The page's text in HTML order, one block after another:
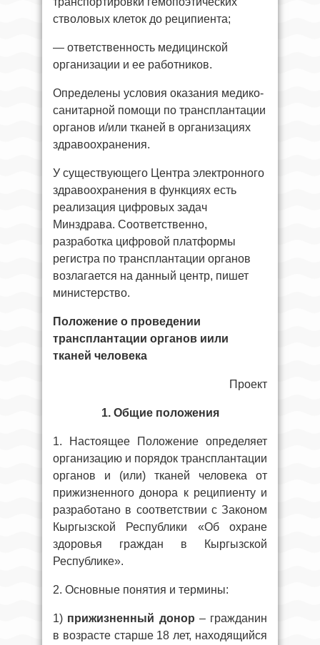
стволовых клеток до реципиента;
— ответственность медицинской
организации и ее работников.
Определены условия оказания медико-
санитарной помощи по трансплантации
органов и/или тканей в организациях
здравоохранения.
У существующего Центра электронного
здравоохранения в функциях есть
реализация цифровых задач
Минздрава. Соответственно,
разработка цифровой платформы
регистра по трансплантации органов
возлагается на данный центр, пишет
министерство.
Положение о проведении
трансплантации органов иили
тканей человека
Проект
1. Общие положения
1. Настоящее Положение определяет
организацию и порядок трансплантации
органов и (или) тканей человека от
прижизненного донора к реципиенту и
разработано в соответствии с Законом
Кыргызской Республики «Об охране
здоровья граждан в Кыргызской
Республике».
2. Основные понятия и термины:
1) прижизненный донор – гражданин
в возрасте старше 18 лет, находящийся